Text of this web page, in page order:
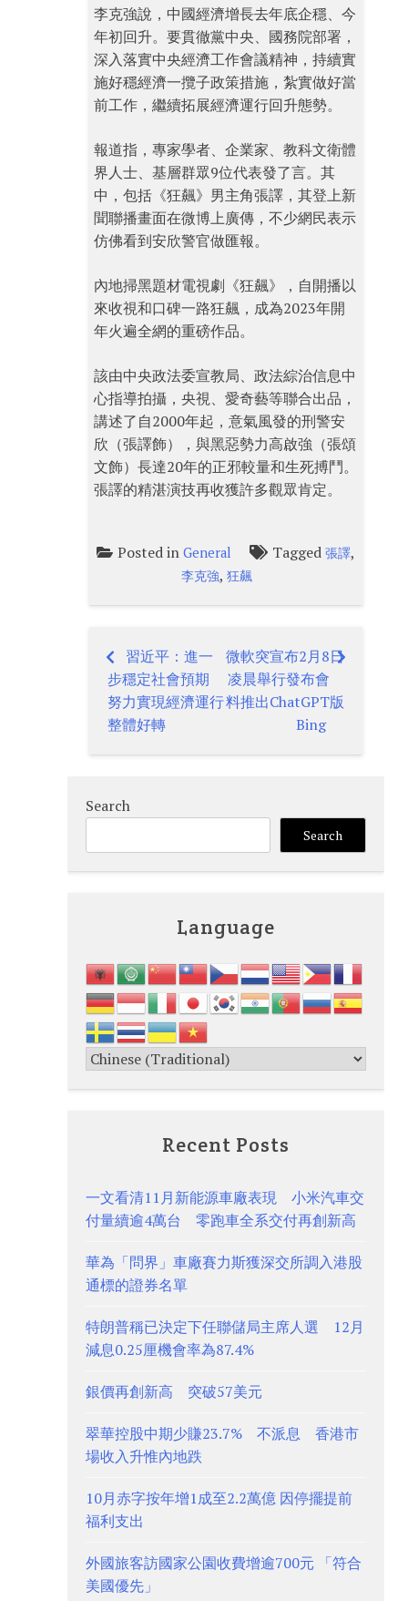
李克強說，中國經濟增長去年底企穩、今
年初回升。要貫徹黨中央、國務院部署，
深入落實中央經濟工作會議精神，持續實
施好穩經濟一攬子政策措施，紮實做好當
前工作，繼續拓展經濟運行回升態勢。
報道指，專家學者、企業家、教科文衛體
界人士、基層群眾9位代表發了言。其
中，包括《狂飆》男主角張譯，其登上新
聞聯播畫面在微博上廣傳，不少網民表示
仿佛看到安欣警官做匯報。
內地掃黑題材電視劇《狂飆》，自開播以
來收視和口碑一路狂飆，成為2023年開
年火遍全網的重磅作品。
該由中央政法委宣教局、政法綜治信息中
心指導拍攝，央視、愛奇藝等聯合出品，
講述了自2000年起，意氣風發的刑警安
欣（張譯飾），與黑惡勢力高啟強（張頌
文飾）長達20年的正邪較量和生死搏鬥。
張譯的精湛演技再收獲許多觀眾肯定。
Posted inGeneral Tagged張譯,
李克強,狂飆
Post
navigation
習近平：進一
步穩定社會預期
努力實現經濟運行
整體好轉
微軟突宣布2月8日
凌晨舉行發布會
料推出ChatGPT版
Bing
Search
Search
Language
Recent Posts
一文看清11月新能源車廠表現 小米汽車交
付量續逾4萬台 零跑車全系交付再創新高
華為「問界」車廠賽力斯獲深交所調入港股
通標的證券名單
特朗普稱已決定下任聯儲局主席人選 12月
減息0.25厘機會率為87.4%
銀價再創新高 突破57美元
翠華控股中期少賺23.7% 不派息 香港市
場收入升惟內地跌
10月赤字按年增1成至2.2萬億 因停擺提前
福利支出
外國旅客訪國家公園收費增逾700元 「符合
美國優先」